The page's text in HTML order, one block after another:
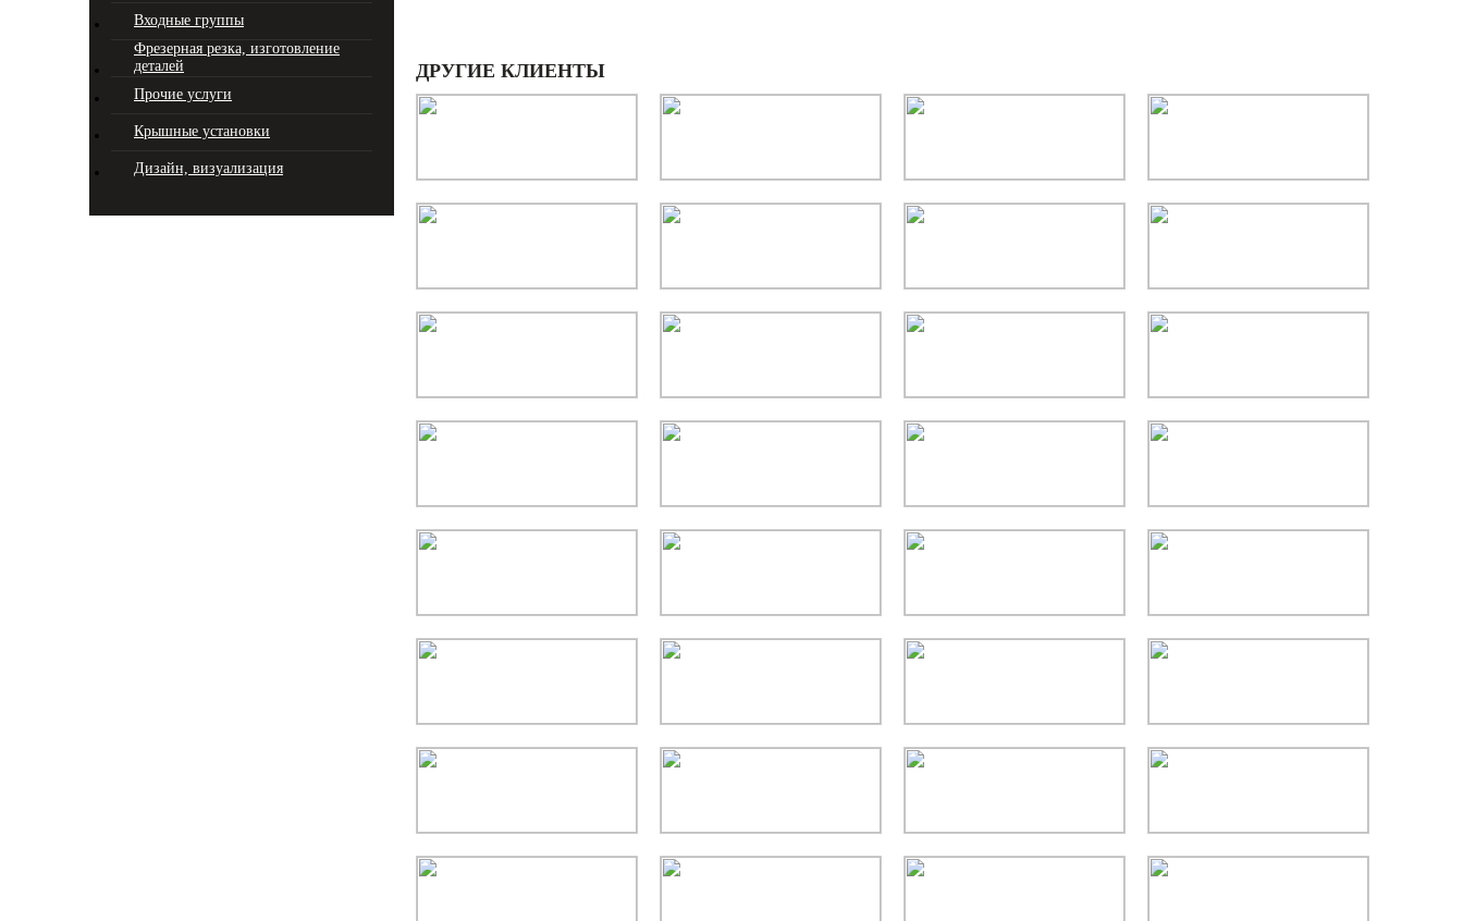
Входные группы
Фрезерная резка, изготовление
деталей
Прочие услуги
Крышные установки
Дизайн, визуализация
ДРУГИЕ КЛИЕНТЫ